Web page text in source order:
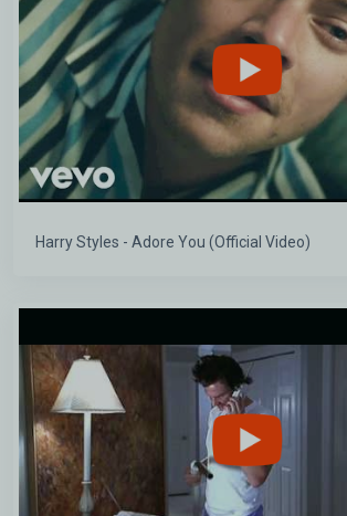
Harry Styles - Adore You (Official Video)